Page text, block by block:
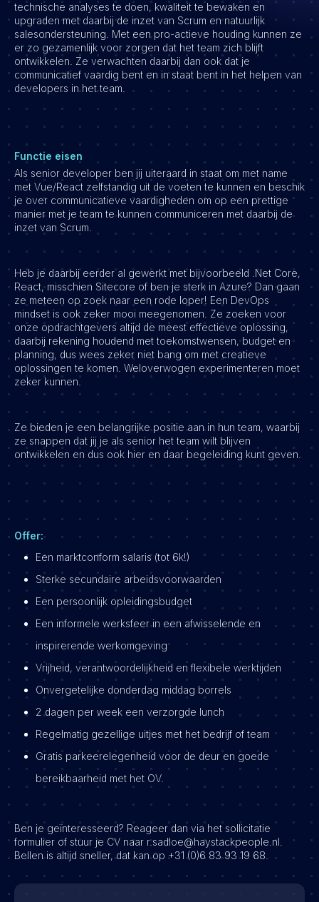
technische analyses te doen, kwaliteit te bewaken en
upgraden met daarbij de inzet van Scrum en natuurlijk
salesondersteuning. Met een pro-actieve houding kunnen ze
er zo gezamenlijk voor zorgen dat het team zich blijft
ontwikkelen. Ze verwachten daarbij dan ook dat je
communicatief vaardig bent en in staat bent in het helpen van
developers in het team.
Functie eisen
Als senior developer ben jij uiteraard in staat om met name
met Vue/React zelfstandig uit de voeten te kunnen en beschik
je over communicatieve vaardigheden om op een prettige
manier met je team te kunnen communiceren met daarbij de
inzet van Scrum.
Heb je daarbij eerder al gewerkt met bijvoorbeeld .Net Core,
React, misschien Sitecore of ben je sterk in Azure? Dan gaan
ze meteen op zoek naar een rode loper! Een DevOps
mindset is ook zeker mooi meegenomen. Ze zoeken voor
onze opdrachtgevers altijd de meest effectieve oplossing,
daarbij rekening houdend met toekomstwensen, budget en
planning, dus wees zeker niet bang om met creatieve
oplossingen te komen. Weloverwogen experimenteren moet
zeker kunnen.
Ze bieden je een belangrijke positie aan in hun team, waarbij
ze snappen dat jij je als senior het team wilt blijven
ontwikkelen en dus ook hier en daar begeleiding kunt geven.
Offer:
Een marktconform salaris (tot 6k!)
Sterke secundaire arbeidsvoorwaarden
Een persoonlijk opleidingsbudget
Een informele werksfeer in een afwisselende en
inspirerende werkomgeving
Vrijheid, verantwoordelijkheid en flexibele werktijden
Onvergetelijke donderdag middag borrels
2 dagen per week een verzorgde lunch
Regelmatig gezellige uitjes met het bedrijf of team
Gratis parkeerelegenheid voor de deur en goede
bereikbaarheid met het OV.
Ben je geïnteresseerd? Reageer dan via het sollicitatie
formulier of stuur je CV naar r.sadloe@haystackpeople.nl.
Bellen is altijd sneller, dat kan op +31 (0)6 83 93 19 68.